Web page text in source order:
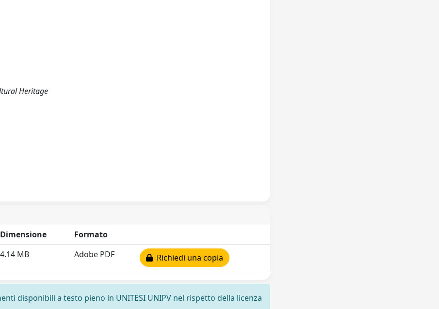
Heritage
Dimensione
Formato
4.14 MB Adobe PDF Richiedi una copia
disponibili a testo pieno in UNITESI UNIPV nel rispetto della licenza